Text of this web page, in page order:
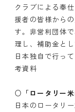
クラブによる奉
援者の皆様から
す。非営利団体
理し、補助金と
日本独自で行っ
考資料
○「ロータリー米
日本のロータリ